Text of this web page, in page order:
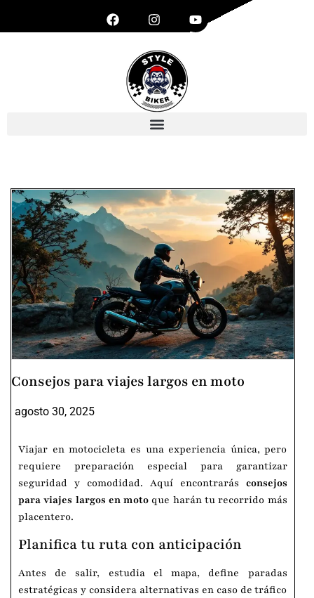
Consejos para viajes largos en moto
agosto 30, 2025
Viajar en motocicleta es una experiencia única, pero
requiere preparación especial para garantizar
seguridad y comodidad. Aquí encontrarás consejos
para viajes largos en moto que harán tu recorrido más
placentero.
Planifica tu ruta con anticipación
Antes de salir, estudia el mapa, define paradas
estratégicas y considera alternativas en caso de tráfico